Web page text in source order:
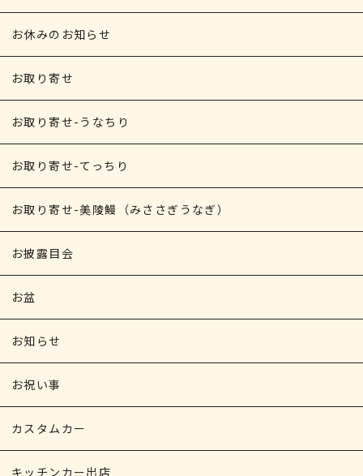
お休みのお知らせ
お取り寄せ
お取り寄せ-うなちり
お取り寄せ-てっちり
お取り寄せ-美陵鰻（みささぎうなぎ）
お披露目会
お盆
お知らせ
お祝い事
カスタムカー
キッチンカー出店